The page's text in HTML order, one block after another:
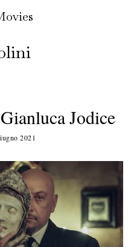
Jodice
2021
u
g
i
o
2
0
2
1